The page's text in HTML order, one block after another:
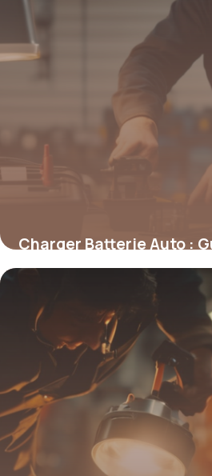
Charger Batterie Auto :
11 mai 2026